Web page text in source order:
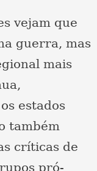
vejam que
guerra, mas
mais
estados
também
críticas de
pró-